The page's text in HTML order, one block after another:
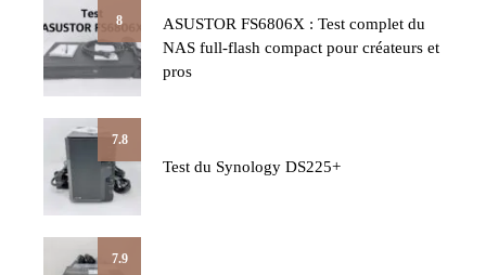
8
ASUSTOR FS6806X : Test complet du
NAS full-flash compact pour créateurs et
pros
7.8
Test du Synology DS225+
7.9